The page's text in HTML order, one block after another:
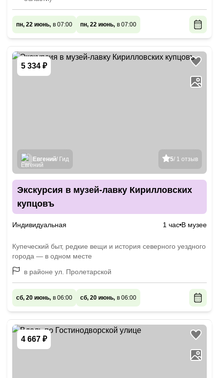
пн, 22 июнь, в 07:00 пн, 22 июнь, в 07:00
5 334 ₽
5/ 1 отзыв
Евгений/ Гид
Экскурсия в музей-лавку Кирилловских
купцовъ
Индивидуальная 1 час В музее
Купеческий быт, редкие вещи и история северного уездного
города — в одном месте
в районе ул. Пролетарской
сб, 20 июнь, в 06:00 сб, 20 июнь, в 06:00
4 667 ₽